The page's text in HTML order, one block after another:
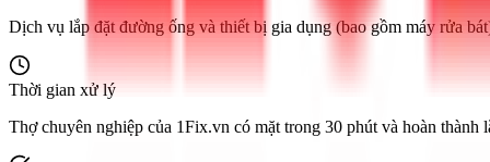
Dịch vụ lắp đặt đường ống và thiết bị gia dụng (bao gồm máy rửa
Thời gian xử lý
Thợ chuyên nghiệp của 1Fix.vn có mặt trong 30 phút và hoàn thành